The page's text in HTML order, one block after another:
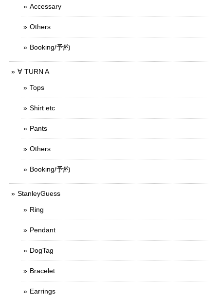
Accessary
Others
Booking/予約
∀ TURN A
Tops
Shirt etc
Pants
Others
Booking/予約
StanleyGuess
Ring
Pendant
DogTag
Bracelet
Earrings